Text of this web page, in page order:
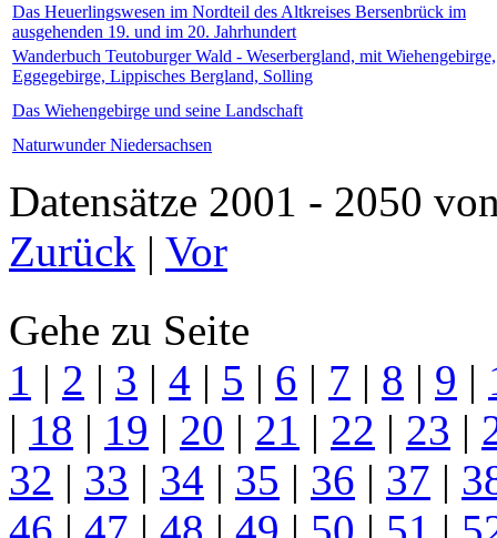
Das Heuerlingswesen im Nordteil des Altkreises Bersenbrück im
ausgehenden 19. und im 20. Jahrhundert
Wanderbuch Teutoburger Wald - Weserbergland, mit Wiehengebirge,
Eggegebirge, Lippisches Bergland, Solling
Das Wiehengebirge und seine Landschaft
Naturwunder Niedersachsen
Datensätze 2001 - 2050
Zurück | Vor
Gehe zu Seite
1 | 2 | 3 | 4 | 5 | 6 | 7 | 8 | 9 |
| 18 | 19 | 20 | 21 | 22 | 23 |
32 | 33 | 34 | 35 | 36 | 37 |